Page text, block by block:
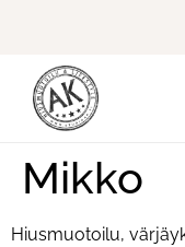
Ilmoittaudu mukaan
Mikko
Hiusmuotoilu,